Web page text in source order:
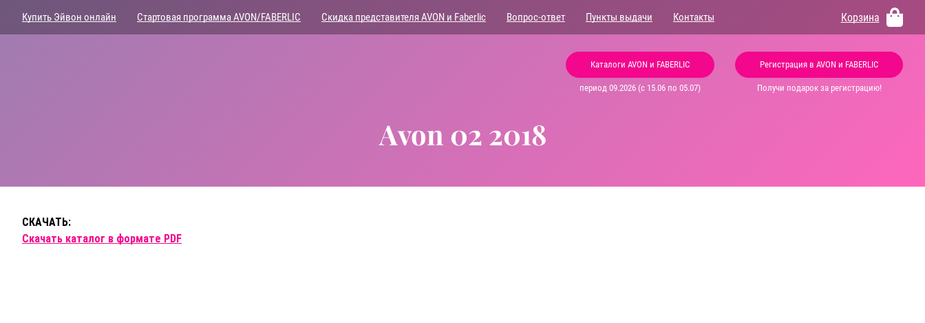
Купить Эйвон онлайн Стартовая программа AVON/FABERLIC Скидка представителя AVON и Faberlic Вопрос-ответ Пункты выдачи Контакты Корзина
Каталоги AVON и FABERLIC
период 09.2026 (с 15.06 по 05.07)
Регистрация в AVON и FABERLIC
Получи подарок за регистрацию!
Avon 02 2018
СКАЧАТЬ:
Скачать каталог в формате PDF